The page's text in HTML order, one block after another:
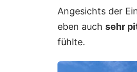
Angesichts der
eben auch sehr
fühlte.